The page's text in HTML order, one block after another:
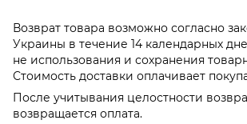
Возврат товара возможно согласно
Украины в течение 14 календарных
не использования и сохранения
Стоимость доставки оплачивает
После учитывания целостности
возвращается оплата.